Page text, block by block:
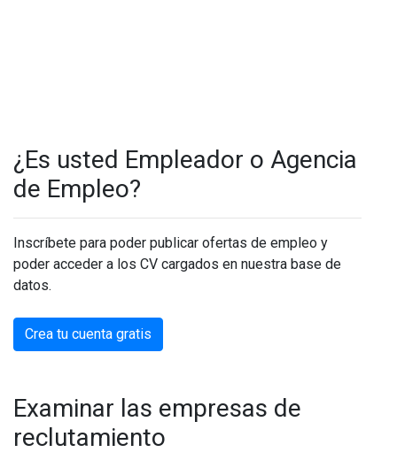
¿Es usted Empleador o Agencia
de Empleo?
Inscríbete para poder publicar ofertas de empleo y
poder acceder a los CV cargados en nuestra base de
datos.
Crea tu cuenta gratis
Examinar las empresas de
reclutamiento